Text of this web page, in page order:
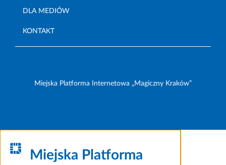
DLA MEDIÓW
KONTAKT
Miejska Platforma Internetowa „Magiczny Kraków”
Miejska Platforma